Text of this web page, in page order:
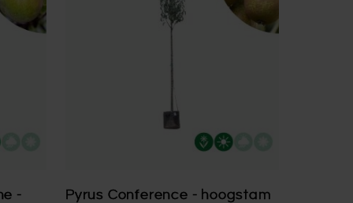
-
Pyrus Conference - hoogstam